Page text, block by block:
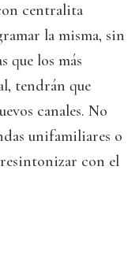
centralita
la misma, sin
que los más
tendrán que
canales. No
unifamiliares o
con el